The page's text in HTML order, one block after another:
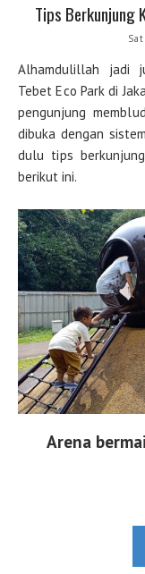
Tips Berkunjung
Alhamdulillah jadi
Tebet Eco Park di
pengunjung
dibuka dengan
dulu tips
berikut ini.
Arena